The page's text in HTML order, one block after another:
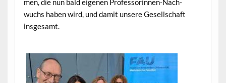
men, die nun bald eige­nen Pro­fes­sorin­nen-Nach­
wuchs haben wird, und damit unsere Gesellschaft
insgesamt.